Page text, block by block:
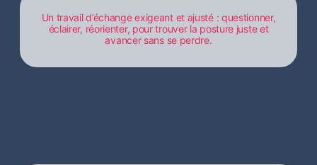
Un travail d’échange exigeant et ajusté : questionner,
éclairer, réorienter, pour trouver la posture juste et
avancer sans se perdre.